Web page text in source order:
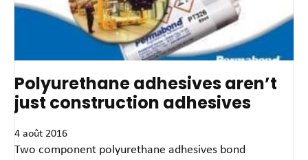
Polyurethane adhesives aren’t
just construction adhesives
4 août 2016
Two component polyurethane adhesives bond